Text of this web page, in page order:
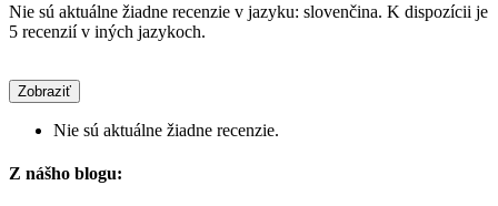
Nie sú aktuálne žiadne recenzie v jazyku: slovenčina. K dispozícii je
5 recenzií v iných jazykoch.
Zobraziť
Nie sú aktuálne žiadne recenzie.
Z nášho blogu: